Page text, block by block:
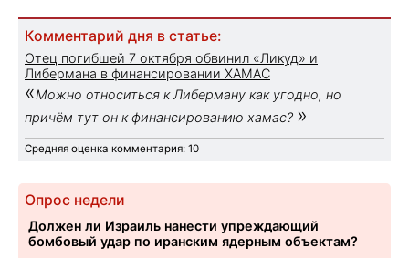
Комментарий дня в статье:
Отец погибшей 7 октября обвинил «Ликуд» и
Либермана в финансировании ХАМАС
«Можно относиться к Либерману как угодно, но
причём тут он к финансированию хамас? »
Средняя оценка комментария: 10
Опрос недели
Должен ли Израиль нанести упреждающий
бомбовый удар по иранским ядерным объектам?